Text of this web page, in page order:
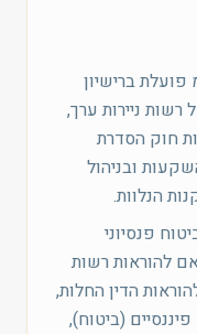
ברישיון
ניירות ערך,
חוק הסדרת
ובניהול
פנסיוני
להוראות רשות
הדין החלות,
(ביטוח),